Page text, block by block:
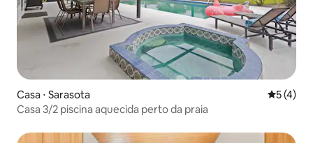
Casa ⋅ Sarasota 5 de
5 (4)
Casa 3/2 piscina aquecida perto da praia